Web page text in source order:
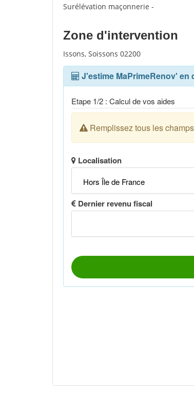
Surélévation maçonnerie -
Zone d'intervention
Issons, Soissons 02200